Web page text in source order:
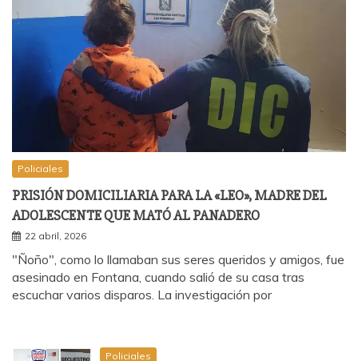
Policiales
PRISIÓN DOMICILIARIA PARA LA «LEO», MADRE DEL
ADOLESCENTE QUE MATÓ AL PANADERO
22 abril, 2026
"Ñoño", como lo llamaban sus seres queridos y amigos, fue
asesinado en Fontana, cuando salió de su casa tras
escuchar varios disparos. La investigación por
Policiales